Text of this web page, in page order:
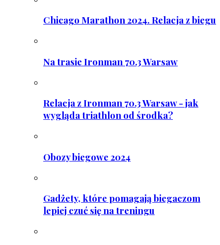
Chicago Marathon 2024. Relacja z biegu
Na trasie Ironman 70.3 Warsaw
Relacja z Ironman 70.3 Warsaw - jak
wygląda triathlon od środka?
Obozy biegowe 2024
Gadżety, które pomagają biegaczom
lepiej czuć się na treningu